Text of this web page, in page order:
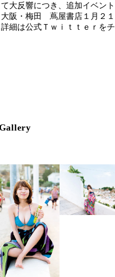
大反響につき、追加イベント
阪・梅田 蔦屋書店１月２１
細は公式Ｔｗｉｔｔｅｒをチ